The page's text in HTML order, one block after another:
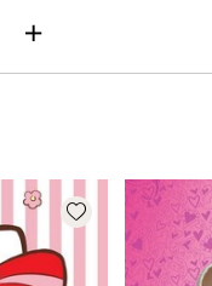
wishlist